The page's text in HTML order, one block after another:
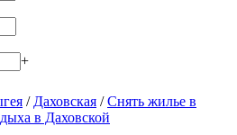
+
/ Даховская /Снять жилье в
в Даховской